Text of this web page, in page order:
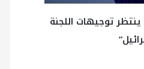
ينتظر توجيهات اللجنة